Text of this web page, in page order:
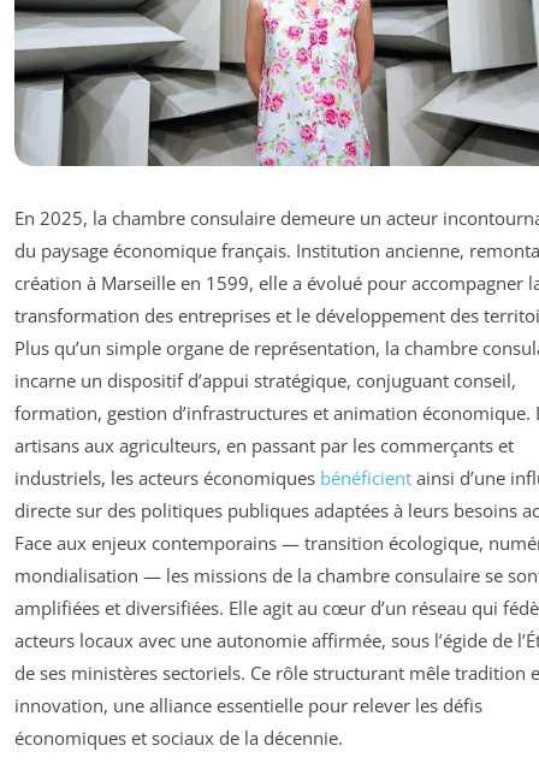
En 2025, la chambre consulaire demeure un acteur
du paysage économique français. Institution ancienne,
création à Marseille en 1599, elle a évolué pour accompagner
transformation des entreprises et le développement des
Plus qu’un simple organe de représentation, la chambre
incarne un dispositif d’appui stratégique, conjuguant conseil,
formation, gestion d’infrastructures et animation économique.
artisans aux agriculteurs, en passant par les commerçants et
industriels, les acteurs économiques bénéficient ainsi d’une
directe sur des politiques publiques adaptées à leurs besoins
Face aux enjeux contemporains — transition écologique,
mondialisation — les missions de la chambre consulaire se
amplifiées et diversifiées. Elle agit au cœur d’un réseau qui
acteurs locaux avec une autonomie affirmée, sous l’égide de
de ses ministères sectoriels. Ce rôle structurant mêle tradition
innovation, une alliance essentielle pour relever les défis
économiques et sociaux de la décennie.